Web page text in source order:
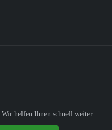
helfen Ihnen schnell weiter.